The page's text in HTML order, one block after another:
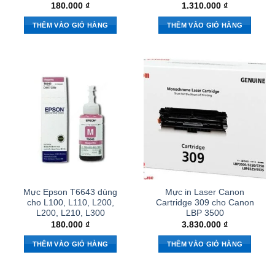
180.000 ₫
THÊM VÀO GIỎ HÀNG
1.310.000 ₫
THÊM VÀO GIỎ HÀNG
Mực Epson T6643 dùng
cho L100, L110, L200,
L200, L210, L300
180.000 ₫
THÊM VÀO GIỎ HÀNG
Mực in Laser Canon
Cartridge 309 cho Canon
LBP 3500
3.830.000 ₫
THÊM VÀO GIỎ HÀNG